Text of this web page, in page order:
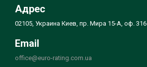
Адрес
02105, Украина Киев, пр. Мира 15-А, оф. 316
Email
office@euro-rating.com.ua